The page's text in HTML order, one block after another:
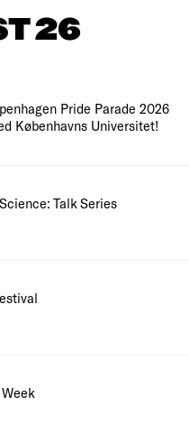
26
Pride Parade 2026
Københavns Universitet!
Talk Series